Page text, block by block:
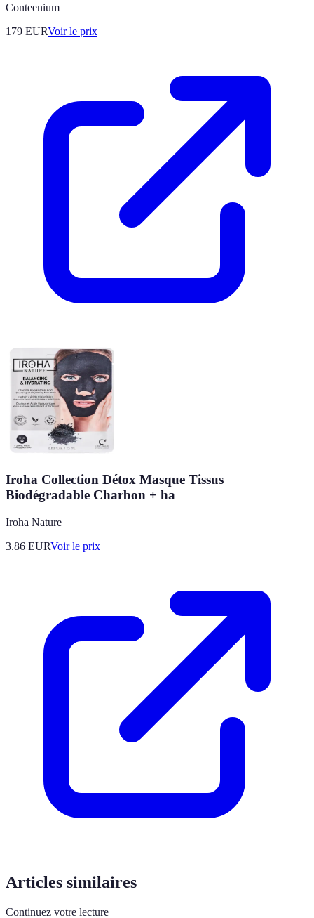
Conteenium
179 EURVoir le prix
Iroha Collection Détox Masque Tissus
Biodégradable Charbon + ha
Iroha Nature
3.86 EURVoir le prix
Articles similaires
Continuez votre lecture